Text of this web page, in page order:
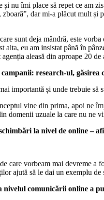
nu îmi place să repet ce am
dar mi-a plăcut mult
sunt deja mândră, este
eu am insistat până în
aleasă din aproape 20 de
research-ul, găsirea
importantă și unde trebuie
vine din prima, apoi ne
domenii uzuale la care nu ne
la nivel de online –
care vorbeam mai devreme
ajută să le dai un exemplu de
comunicării online a